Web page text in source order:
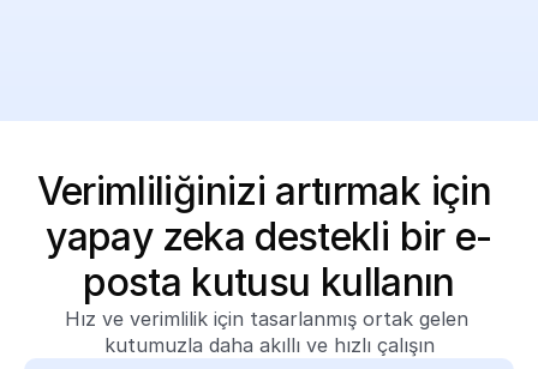
Verimliliğinizi artırmak için
yapay zeka destekli bir e-
posta kutusu kullanın
Hız ve verimlilik için tasarlanmış ortak gelen
kutumuzla daha akıllı ve hızlı çalışın